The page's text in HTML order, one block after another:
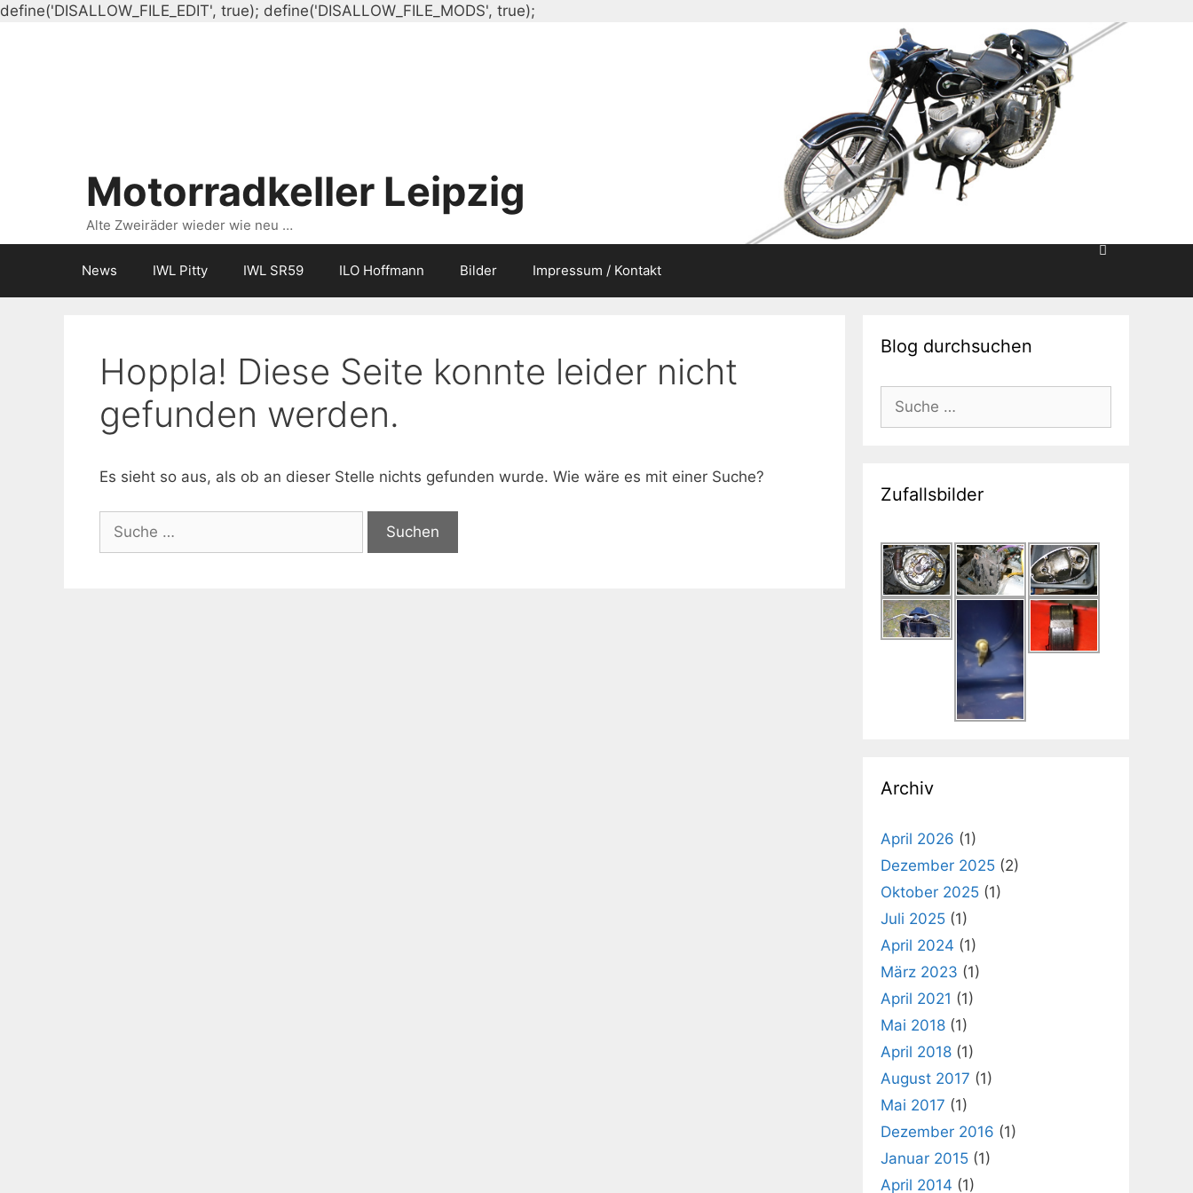
define('DISALLOW_FILE_EDIT', true); define('DISALLOW_FILE_MODS', true);
Motorradkeller Leipzig
Alte Zweiräder wieder wie neu …
News IWL Pitty IWL SR59 ILO Hoffmann Bilder Impressum / Kontakt
Hoppla! Diese Seite konnte leider nicht
gefunden werden.
Es sieht so aus, als ob an dieser Stelle nichts gefunden wurde. Wie wäre es mit einer Suche?
nach:
Blog durchsuchen
Suche
nach:
Zufallsbilder
Archiv
April 2026 (1)
Dezember 2025 (2)
Oktober 2025 (1)
Juli 2025 (1)
April 2024 (1)
März 2023 (1)
April 2021 (1)
Mai 2018 (1)
April 2018 (1)
August 2017 (1)
Mai 2017 (1)
Dezember 2016 (1)
Januar 2015 (1)
April 2014 (1)